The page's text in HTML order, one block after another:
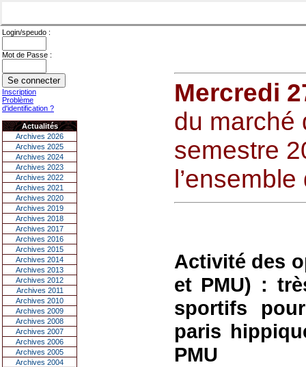
Login/speudo :
Mot de Passe :
Inscription
Problème
d'identification ?
Actualités
Archives 2026
Archives 2025
Archives 2024
Archives 2023
Archives 2022
Archives 2021
Archives 2020
Archives 2019
Archives 2018
Archives 2017
Archives 2016
Archives 2015
Archives 2014
Archives 2013
Archives 2012
Archives 2011
Archives 2010
Archives 2009
Archives 2008
Archives 2007
Archives 2006
Archives 2005
Archives 2004
Mercredi
du marché
semestre
Activité des
et PMU) :
sportifs
paris
PMU